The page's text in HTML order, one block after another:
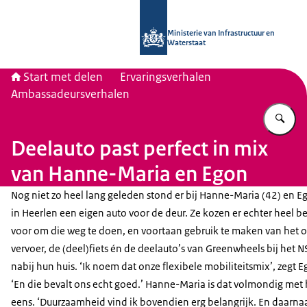
Ministerie van Infrastructuur en
Waterstaat
Start met delen
Ervaringsverhalen
Ambassadeursverhalen
Deelauto past perfect in mix
van Hanne-Maria en Egon
Nog niet zo heel lang geleden stond er bij Hanne-Maria (42) en
in Heerlen een eigen auto voor de deur. Ze kozen er echter heel
voor om die weg te doen, en voortaan gebruik te maken van het
vervoer, de (deel)fiets én de deelauto’s van Greenwheels bij het
nabij hun huis. ‘Ik noem dat onze flexibele mobiliteitsmix’, zegt
‘En die bevalt ons echt goed.’ Hanne-Maria is dat volmondig met
eens. ‘Duurzaamheid vind ik bovendien erg belangrijk. En